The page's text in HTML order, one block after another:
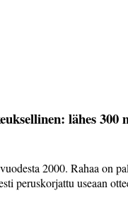
lähes
2000. Rahaa
peruskorjattu useaan